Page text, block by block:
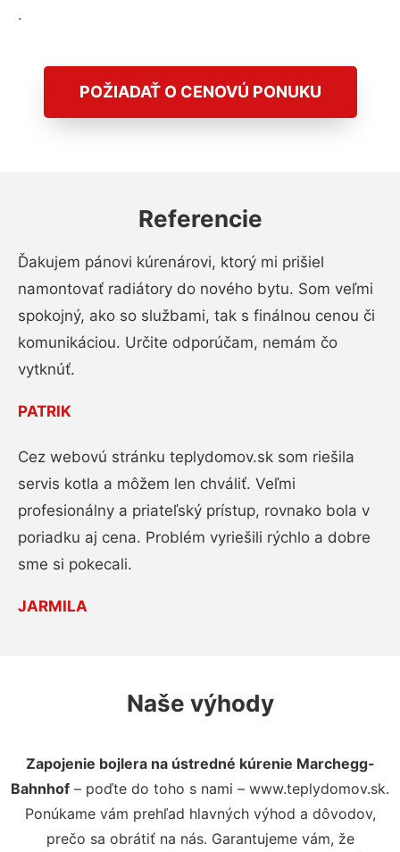
.
POŽIADAŤ O CENOVÚ PONUKU
Referencie
Ďakujem pánovi kúrenárovi, ktorý mi prišiel
namontovať radiátory do nového bytu. Som veľmi
spokojný, ako so službami, tak s finálnou cenou či
komunikáciou. Určite odporúčam, nemám čo
vytknúť.
PATRIK
Cez webovú stránku teplydomov.sk som riešila
servis kotla a môžem len chváliť. Veľmi
profesionálny a priateľský prístup, rovnako bola v
poriadku aj cena. Problém vyriešili rýchlo a dobre
sme si pokecali.
JARMILA
Naše výhody
Zapojenie bojlera na ústredné kúrenie Marchegg-
Bahnhof – poďte do toho s nami – www.teplydomov.sk.
Ponúkame vám prehľad hlavných výhod a dôvodov,
prečo sa obrátiť na nás. Garantujeme vám, že